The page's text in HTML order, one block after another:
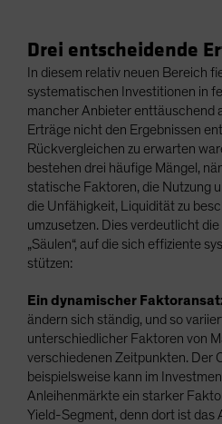
Drei entscheidende
In diesem relativ neuen Bereich
systematischen Investitionen in
mancher Anbieter enttäuschend
Erträge nicht den Ergebnissen
Rückvergleichen zu erwarten
bestehen drei häufige Mängel,
statische Faktoren, die Nutzung
die Unfähigkeit, Liquidität zu
umzusetzen. Dies verdeutlicht
„Säulen“, auf die sich effiziente
stützen:
Ein dynamischer
ändern sich ständig, und so
unterschiedlicher Faktoren von
verschiedenen Zeitpunkten. Der
beispielsweise kann im
Anleihenmärkte ein starker
Yield-Segment, denn dort ist das